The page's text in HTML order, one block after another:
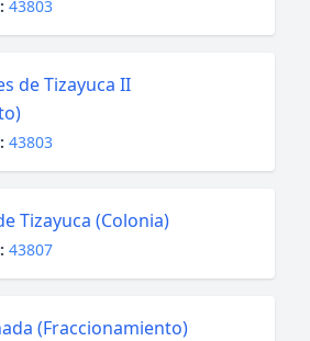
43803
de Tizayuca II
43803
Tizayuca (Colonia)
43807
(Fraccionamiento)